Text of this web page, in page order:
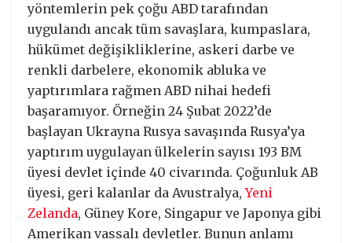
yöntemlerin pek çoğu ABD tarafından
uygulandı ancak tüm savaşlara, kumpaslara,
hükümet değişikliklerine, askeri darbe ve
renkli darbelere, ekonomik abluka ve
yaptırımlara rağmen ABD nihai hedefi
başaramıyor. Örneğin 24 Şubat 2022’de
başlayan Ukrayna Rusya savaşında Rusya’ya
yaptırım uygulayan ülkelerin sayısı 193 BM
üyesi devlet içinde 40 civarında. Çoğunluk AB
üyesi, geri kalanlar da Avustralya,Yeni
Zelanda, Güney Kore, Singapur ve Japonya gibi
Amerikan vassalı devletler. Bunun anlamı